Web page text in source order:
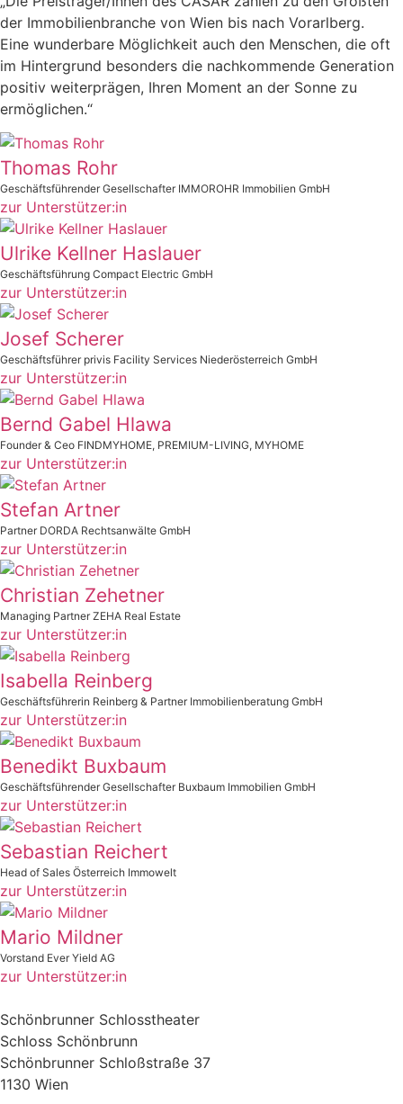
der Immobilienbranche von Wien bis nach Vorarlberg.
Eine wunderbare Möglichkeit auch den Menschen, die oft
im Hintergrund besonders die nachkommende Generation
positiv weiterprägen, Ihren Moment an der Sonne zu
ermöglichen.“
Thomas Rohr
Geschäftsführender Gesellschafter IMMOROHR Immobilien GmbH
zur Unterstützer:in
Ulrike Kellner Haslauer
Geschäftsführung Compact Electric GmbH
zur Unterstützer:in
Josef Scherer
Geschäftsführer privis Facility Services Niederösterreich GmbH
zur Unterstützer:in
Bernd Gabel Hlawa
Founder & Ceo FINDMYHOME, PREMIUM-LIVING, MYHOME
zur Unterstützer:in
Stefan Artner
Partner DORDA Rechtsanwälte GmbH
zur Unterstützer:in
Christian Zehetner
Managing Partner ZEHA Real Estate
zur Unterstützer:in
Isabella Reinberg
Geschäftsführerin Reinberg & Partner Immobilienberatung GmbH
zur Unterstützer:in
Benedikt Buxbaum
Geschäftsführender Gesellschafter Buxbaum Immobilien GmbH
zur Unterstützer:in
Sebastian Reichert
Head of Sales Österreich Immowelt
zur Unterstützer:in
Mario Mildner
Vorstand Ever Yield AG
zur Unterstützer:in
Schönbrunner Schlosstheater
Schloss Schönbrunn
Schönbrunner Schloßstraße 37
1130 Wien